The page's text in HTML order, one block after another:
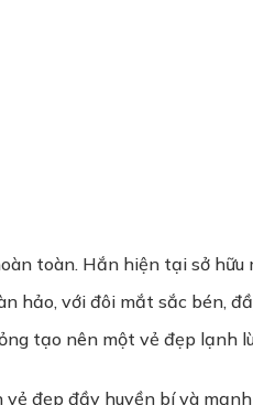
toàn. Hắn hiện tại sở
hảo, với đôi mắt sắc bén,
tạo nên một vẻ đẹp lạnh
đẹp đầy huyền bí và